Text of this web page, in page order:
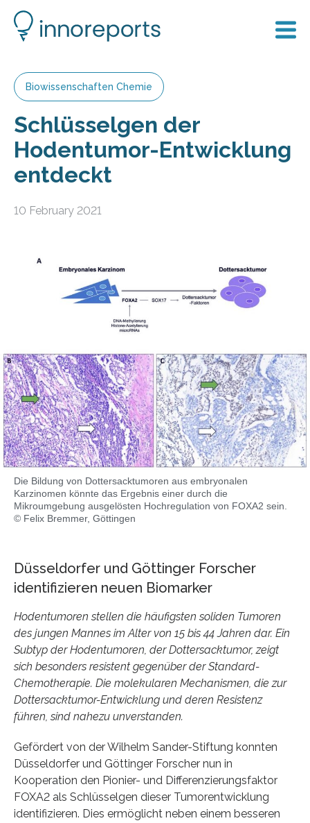
Biowissenschaften Chemie
Schlüsselgen der
Hodentumor-Entwicklung
entdeckt
10 February 2021
Die Bildung von Dottersacktumoren aus embryonalen
Karzinomen könnte das Ergebnis einer durch die
Mikroumgebung ausgelösten Hochregulation von FOXA2 sein.
© Felix Bremmer, Göttingen
Düsseldorfer und Göttinger Forscher
identifizieren neuen Biomarker
Hodentumoren stellen die häufigsten soliden Tumoren
des jungen Mannes im Alter von 15 bis 44 Jahren dar. Ein
Subtyp der Hodentumoren, der Dottersacktumor, zeigt
sich besonders resistent gegenüber der Standard-
Chemotherapie. Die molekularen Mechanismen, die zur
Dottersacktumor-Entwicklung und deren Resistenz
führen, sind nahezu unverstanden.
Gefördert von der Wilhelm Sander-Stiftung konnten
Düsseldorfer und Göttinger Forscher nun in
Kooperation den Pionier- und Differenzierungsfaktor
FOXA2 als Schlüsselgen dieser Tumorentwicklung
identifizieren. Dies ermöglicht neben einem besseren